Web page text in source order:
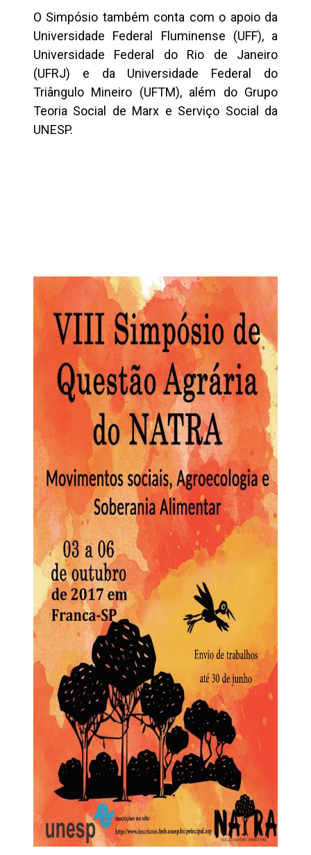
O Simpósio também conta com o apoio da
Universidade Federal Fluminense (UFF), a
Universidade Federal do Rio de Janeiro
(UFRJ) e da Universidade Federal do
Triângulo Mineiro (UFTM), além do Grupo
Teoria Social de Marx e Serviço Social da
UNESP.